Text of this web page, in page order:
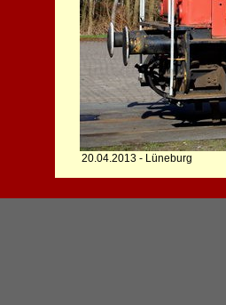
20.04.2013 - Lüneburg